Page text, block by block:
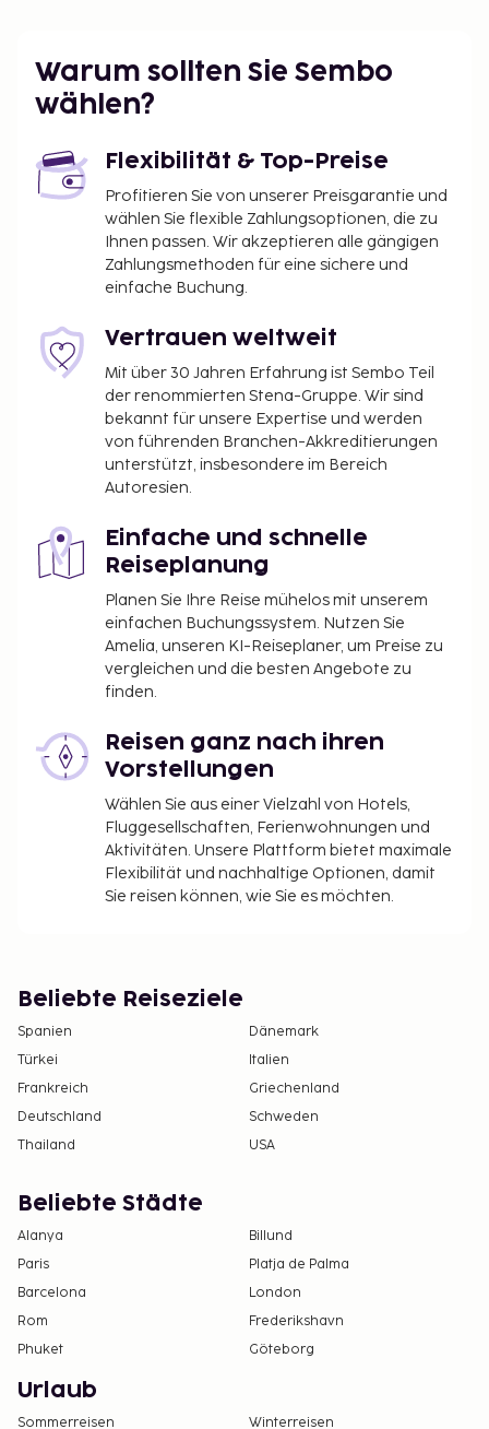
Warum sollten Sie Sembo
wählen?
Flexibilität & Top-Preise
Profitieren Sie von unserer Preisgarantie und
wählen Sie flexible Zahlungsoptionen, die zu
Ihnen passen. Wir akzeptieren alle gängigen
Zahlungsmethoden für eine sichere und
einfache Buchung.
Vertrauen weltweit
Mit über 30 Jahren Erfahrung ist Sembo Teil
der renommierten Stena-Gruppe. Wir sind
bekannt für unsere Expertise und werden
von führenden Branchen-Akkreditierungen
unterstützt, insbesondere im Bereich
Autoresien.
Einfache und schnelle
Reiseplanung
Planen Sie Ihre Reise mühelos mit unserem
einfachen Buchungssystem. Nutzen Sie
Amelia, unseren KI-Reiseplaner, um Preise zu
vergleichen und die besten Angebote zu
finden.
Reisen ganz nach ihren
Vorstellungen
Wählen Sie aus einer Vielzahl von Hotels,
Fluggesellschaften, Ferienwohnungen und
Aktivitäten. Unsere Plattform bietet maximale
Flexibilität und nachhaltige Optionen, damit
Sie reisen können, wie Sie es möchten.
Beliebte Reiseziele
Spanien
Dänemark
Türkei
Italien
Frankreich
Griechenland
Deutschland
Schweden
Thailand
USA
Beliebte Städte
Alanya
Billund
Paris
Platja de Palma
Barcelona
London
Rom
Frederikshavn
Phuket
Göteborg
Urlaub
Sommerreisen
Winterreisen